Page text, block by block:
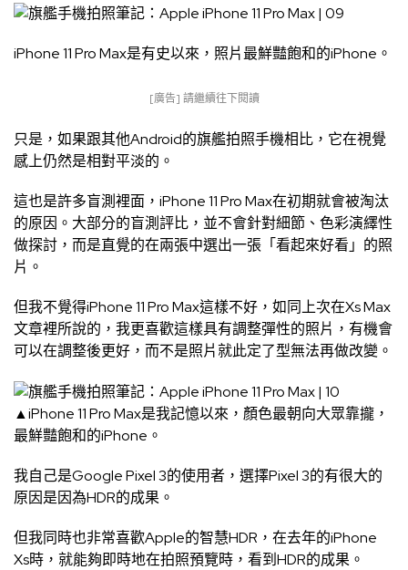
iPhone 11 Pro Max是有史以來，照片最鮮豔飽和的iPhone。
[廣告] 請繼續往下閱讀
只是，如果跟其他Android的旗艦拍照手機相比，它在視覺
感上仍然是相對平淡的。
這也是許多盲測裡面，iPhone 11 Pro Max在初期就會被淘汰
的原因。大部分的盲測評比，並不會針對細節、色彩演繹性
做探討，而是直覺的在兩張中選出一張「看起來好看」的照
片。
但我不覺得iPhone 11 Pro Max這樣不好，如同上次在Xs Max
文章裡所說的，我更喜歡這樣具有調整彈性的照片，有機會
可以在調整後更好，而不是照片就此定了型無法再做改變。
▲iPhone 11 Pro Max是我記憶以來，顏色最朝向大眾靠攏，
最鮮豔飽和的iPhone。
我自己是Google Pixel 3的使用者，選擇Pixel 3的有很大的
原因是因為HDR的成果。
但我同時也非常喜歡Apple的智慧HDR，在去年的iPhone
Xs時，就能夠即時地在拍照預覽時，看到HDR的成果。